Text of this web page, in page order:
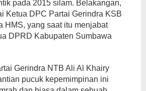
pada 2015 silam. Belakangan,
Ketua DPC Partai Gerindra KSB
HMS, yang saat itu menjabat
DPRD Kabupaten Sumbawa
Gerindra NTB Ali Al Khairy
pucuk kepemimpinan ini